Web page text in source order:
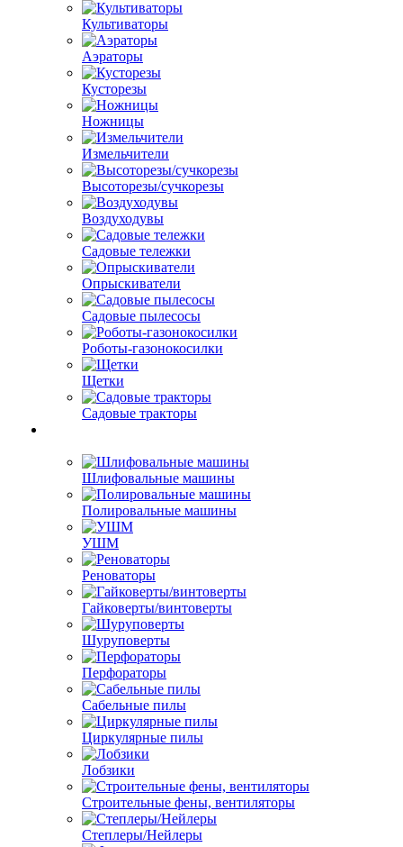
Культиваторы
Аэраторы
Кусторезы
Ножницы
Измельчители
Высоторезы/сучкорезы
Воздуходувы
Садовые тележки
Опрыскиватели
Садовые пылесосы
Роботы-газонокосилки
Щетки
Садовые тракторы
Шлифовальные машины
Полировальные машины
УШМ
Реноваторы
Гайковерты/винтоверты
Шуруповерты
Перфораторы
Сабельные пилы
Циркулярные пилы
Лобзики
Строительные фены, вентиляторы
Степлеры/Нейлеры